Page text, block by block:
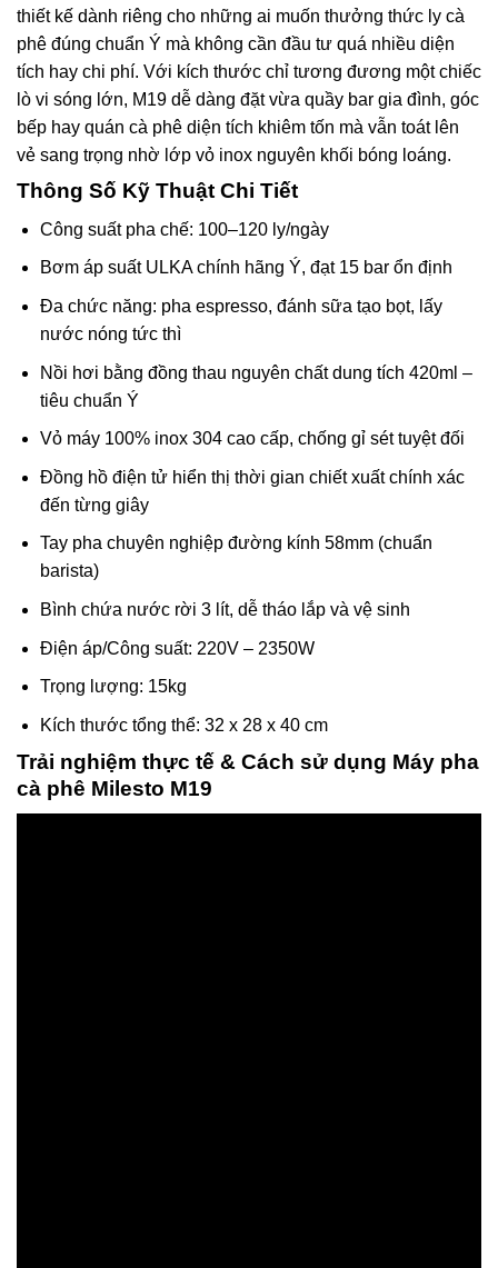
thiết kế dành riêng cho những ai muốn thưởng thức ly cà
phê đúng chuẩn Ý mà không cần đầu tư quá nhiều diện
tích hay chi phí. Với kích thước chỉ tương đương một chiếc
lò vi sóng lớn, M19 dễ dàng đặt vừa quầy bar gia đình, góc
bếp hay quán cà phê diện tích khiêm tốn mà vẫn toát lên
vẻ sang trọng nhờ lớp vỏ inox nguyên khối bóng loáng.
Thông Số Kỹ Thuật Chi Tiết
Công suất pha chế: 100–120 ly/ngày
Bơm áp suất ULKA chính hãng Ý, đạt 15 bar ổn định
Đa chức năng: pha espresso, đánh sữa tạo bọt, lấy
nước nóng tức thì
Nồi hơi bằng đồng thau nguyên chất dung tích 420ml –
tiêu chuẩn Ý
Vỏ máy 100% inox 304 cao cấp, chống gỉ sét tuyệt đối
Đồng hồ điện tử hiển thị thời gian chiết xuất chính xác
đến từng giây
Tay pha chuyên nghiệp đường kính 58mm (chuẩn
barista)
Bình chứa nước rời 3 lít, dễ tháo lắp và vệ sinh
Điện áp/Công suất: 220V – 2350W
Trọng lượng: 15kg
Kích thước tổng thể: 32 x 28 x 40 cm
Trải nghiệm thực tế & Cách sử dụng Máy pha
cà phê Milesto M19